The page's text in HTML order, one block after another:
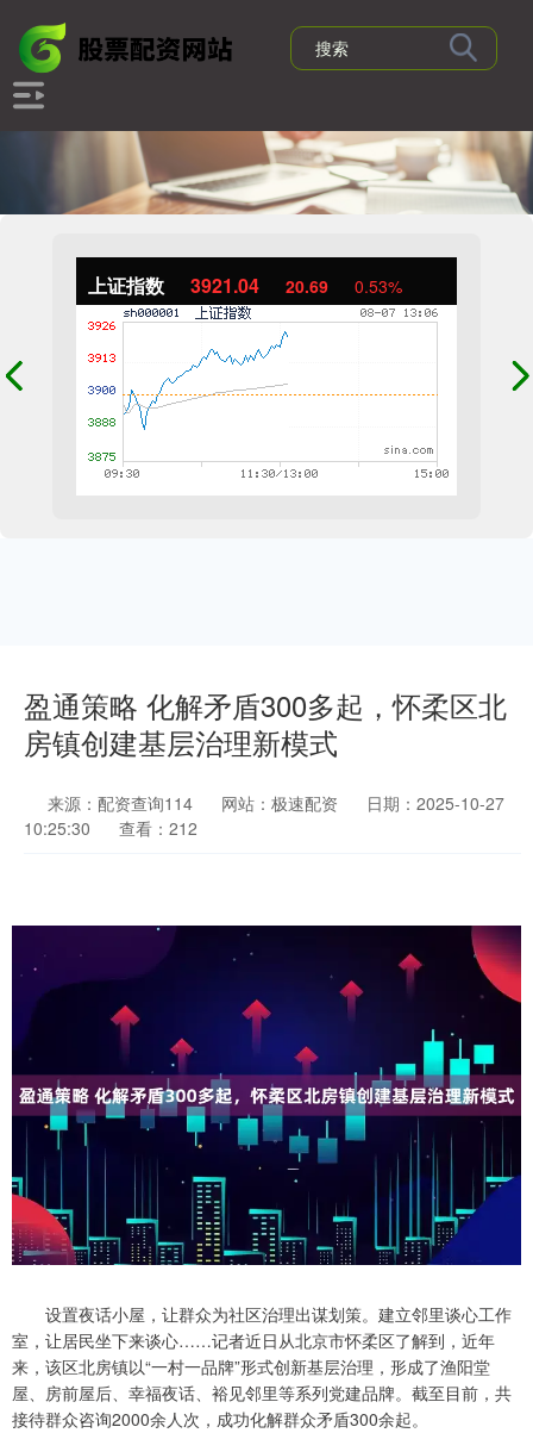
上证指数 3921.04 20.69 0.53%
盈通策略 化解矛盾300多起，怀柔区北
房镇创建基层治理新模式
来源：配资查询114 网站：极速配资
日期：2025-10-27
10:25:30
查看：212
设置夜话小屋，让群众为社区治理出谋划策。建立邻里谈心工作
室，让居民坐下来谈心……记者近日从北京市怀柔区了解到，近年
来，该区北房镇以“一村一品牌”形式创新基层治理，形成了渔阳堂
屋、房前屋后、幸福夜话、裕见邻里等系列党建品牌。截至目前，共
接待群众咨询2000余人次，成功化解群众矛盾300余起。